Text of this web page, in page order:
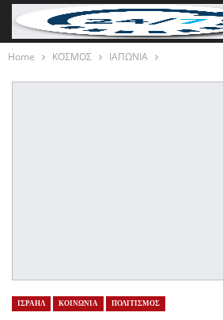
Home ΚΟΣΜΟΣ ΙΑΠΩΝΙΑ
ΙΣΡΑΗΛ ΚΟΙΝΩΝΙΑ ΠΟΛΙΤΙΣΜΟΣ